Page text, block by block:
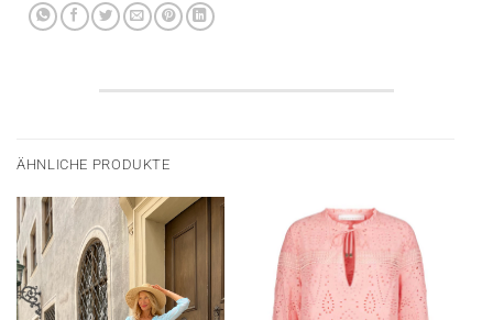
ÄHNLICHE PRODUKTE